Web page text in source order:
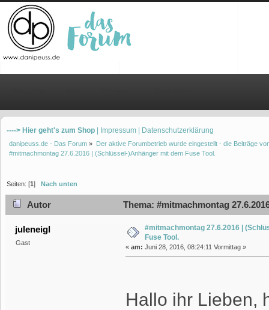
----> Hier geht's zum Shop | Impressum | Datenschutzerklärung
danipeuss.de - Das Forum » Der aktive Forumbetrieb wurde eingestellt - die Beiträge
#mitmachmontag 27.6.2016 | (Schlüssel-)Anhänger mit dem Fuse Tool.
Seiten: [1] Nach unten
Autor Thema: #mitmachmontag
juleneigl
Gast
#mitmachmontag 27.6.2016 |
Fuse Tool.
« am: Juni 28, 2016, 08:24:11 Vormittag »
Hallo ihr Lieben,